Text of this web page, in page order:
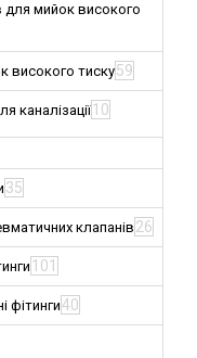
для мийок високого
високого тиску59
каналізації 10
35
клапанів 26
101
фітинги40